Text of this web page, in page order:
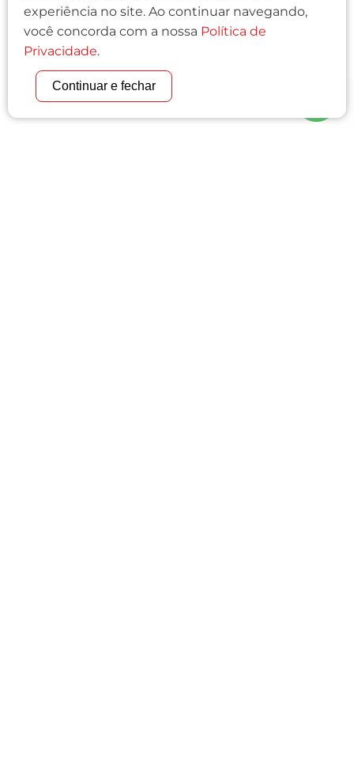
experiência no site. Ao continuar navegando,
você concorda com a nossa Política de
Privacidade.
Continuar e fechar